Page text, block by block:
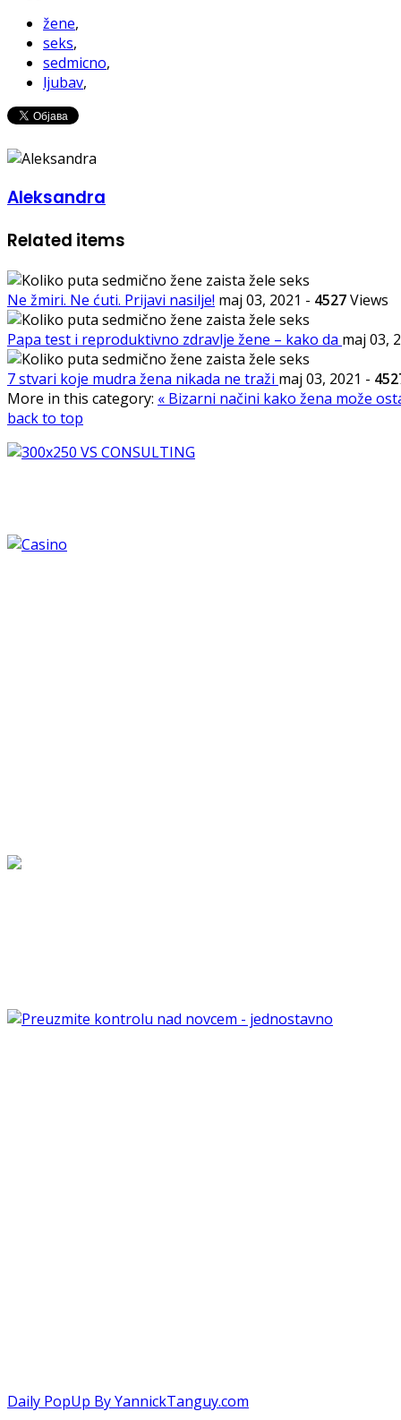
žene,
seks,
sedmicno,
ljubav,
Aleksandra
Related items
Ne žmiri. Ne ćuti. Prijavi nasilje! maj 03, 2021 - 4527Views
Papa test i reproduktivno zdravlje žene – kako da maj 03,
7 stvari koje mudra žena nikada ne traži maj 03, 2021 -
More in this category: « Bizarni načini kako žena može
back to top
Daily PopUp By YannickTanguy.com